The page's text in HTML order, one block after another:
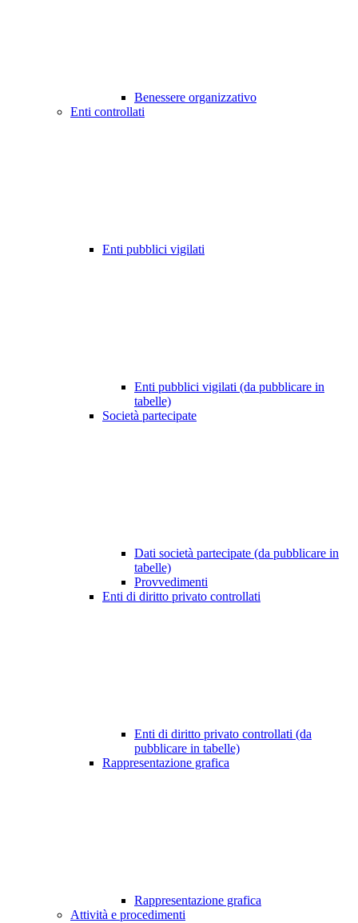
Benessere organizzativo
Enti controllati
Enti pubblici vigilati
Enti pubblici vigilati (da pubblicare in
tabelle)
Società partecipate
Dati società partecipate (da pubblicare in
tabelle)
Provvedimenti
Enti di diritto privato controllati
Enti di diritto privato controllati (da
pubblicare in tabelle)
Rappresentazione grafica
Rappresentazione grafica
Attività e procedimenti